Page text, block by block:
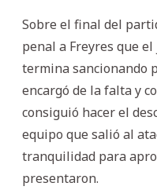
Sobre el final del
penal a Freyres que
termina sancionando
encargó de la falta y
consiguió hacer el
equipo que salió al
tranquilidad para
presentaron.